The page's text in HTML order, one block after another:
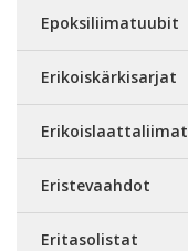
Epoksiliimatuubit
Erikoiskärkisarjat
Erikoislaattaliimat
Eristevaahdot
Eritasolistat